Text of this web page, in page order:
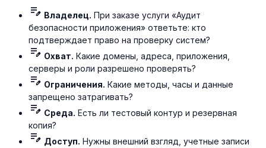
edit_note Владелец. При заказе услуги «Аудит
безопасности приложения» ответьте: кто
подтверждает право на проверку систем?
edit_note Охват. Какие домены, адреса, приложения,
серверы и роли разрешено проверять?
edit_note Ограничения. Какие методы, часы и данные
запрещено затрагивать?
edit_note Среда. Есть ли тестовый контур и резервная
копия?
edit_note Доступ. Нужны внешний взгляд, учетные записи